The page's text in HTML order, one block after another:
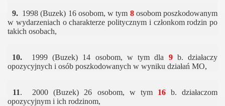
9.1998 (Buzek) 16 osobom, w tym 8osobom poszkodowanym
w wydarzeniach o charakterze politycznym i członkom rodzin po
takich osobach,
10. 1999 (Buzek) 14 osobom, w tym dla 9b. działaczy
opozycyjnych i osób poszkodowanych w wyniku działań MO,
11. 2000 (Buzek) 26 osobom, w tym 16b. działaczom
opozycyjnym i ich rodzinom,